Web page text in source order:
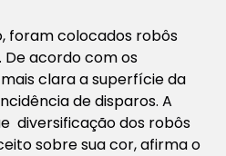
foram colocados robôs
acordo com os
clara a superfície da
de disparos. A
diversificação dos robôs
sobre sua cor, afirma o